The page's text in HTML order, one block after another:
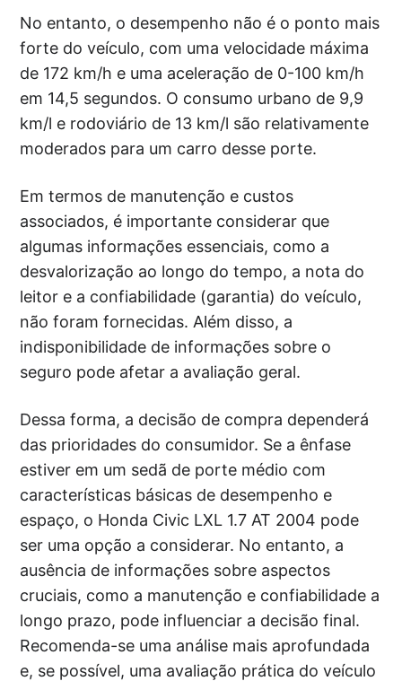
No entanto, o desempenho não é o ponto mais
forte do veículo, com uma velocidade máxima
de 172 km/h e uma aceleração de 0-100 km/h
em 14,5 segundos. O consumo urbano de 9,9
km/l e rodoviário de 13 km/l são relativamente
moderados para um carro desse porte.
Em termos de manutenção e custos
associados, é importante considerar que
algumas informações essenciais, como a
desvalorização ao longo do tempo, a nota do
leitor e a confiabilidade (garantia) do veículo,
não foram fornecidas. Além disso, a
indisponibilidade de informações sobre o
seguro pode afetar a avaliação geral.
Dessa forma, a decisão de compra dependerá
das prioridades do consumidor. Se a ênfase
estiver em um sedã de porte médio com
características básicas de desempenho e
espaço, o Honda Civic LXL 1.7 AT 2004 pode
ser uma opção a considerar. No entanto, a
ausência de informações sobre aspectos
cruciais, como a manutenção e confiabilidade a
longo prazo, pode influenciar a decisão final.
Recomenda-se uma análise mais aprofundada
e, se possível, uma avaliação prática do veículo